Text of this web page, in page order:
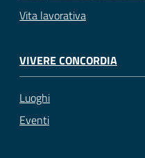
Vita lavorativa
VIVERE CONCORDIA
Luoghi
Eventi